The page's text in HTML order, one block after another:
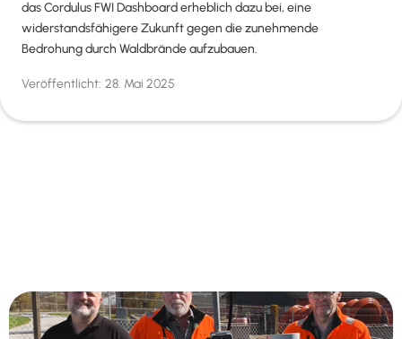
das Cordulus FWI Dashboard erheblich dazu bei, eine
widerstandsfähigere Zukunft gegen die zunehmende
Bedrohung durch Waldbrände aufzubauen.
Veröffentlicht: 28. Mai 2025